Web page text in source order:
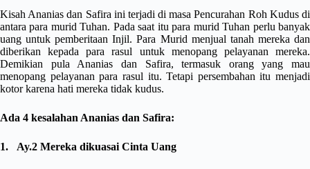
Kisah Ananias dan Safira ini terjadi di masa Pencurahan Roh Kudus di
antara para murid Tuhan. Pada saat itu para murid Tuhan perlu banyak
uang untuk pemberitaan Injil. Para Murid menjual tanah mereka dan
diberikan kepada para rasul untuk menopang pelayanan mereka.
Demikian pula Ananias dan Safira, termasuk orang yang mau
menopang pelayanan para rasul itu. Tetapi persembahan itu menjadi
kotor karena hati mereka tidak kudus.
Ada 4 kesalahan Ananias dan Safira:
1. Ay.2 Mereka dikuasai Cinta Uang